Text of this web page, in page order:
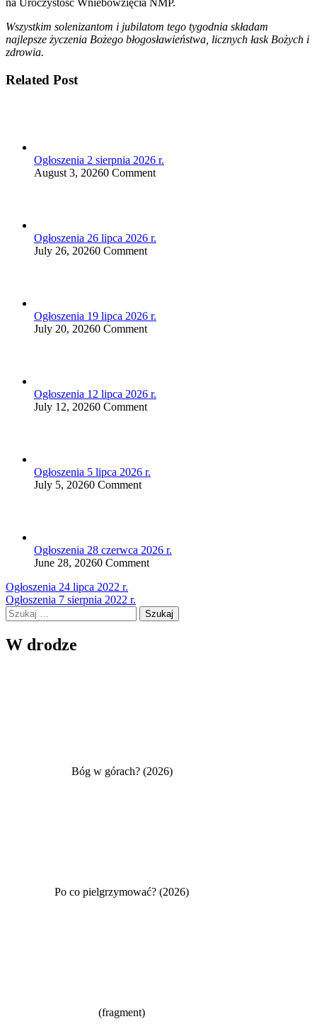
na Uroczystość Wniebowzięcia NMP.
Wszystkim solenizantom i jubilatom tego tygodnia składam
najlepsze życzenia Bożego błogosławieństwa, licznych łask Bożych i
zdrowia.
Related Post
Ogłoszenia 2 sierpnia 2026 r.
August 3, 20260 Comment
Ogłoszenia 26 lipca 2026 r.
July 26, 20260 Comment
Ogłoszenia 19 lipca 2026 r.
July 20, 20260 Comment
Ogłoszenia 12 lipca 2026 r.
July 12, 20260 Comment
Ogłoszenia 5 lipca 2026 r.
July 5, 20260 Comment
Ogłoszenia 28 czerwca 2026 r.
June 28, 20260 Comment
Nawigacja
wpisu
Ogłoszenia 24 lipca 2022 r.
Ogłoszenia 7 sierpnia 2022 r.
Szukaj:
W drodze
Bóg w górach? (2026)
Po co pielgrzymować? (2026)
(fragment)